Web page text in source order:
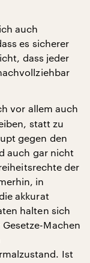
auch
es sicherer
dass jeder
vor allem auch
statt zu
gegen den
auch gar nicht
der
in
akkurat
halten sich
Machen
Ist